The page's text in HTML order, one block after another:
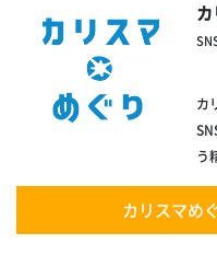
カ
う
カリスマめ